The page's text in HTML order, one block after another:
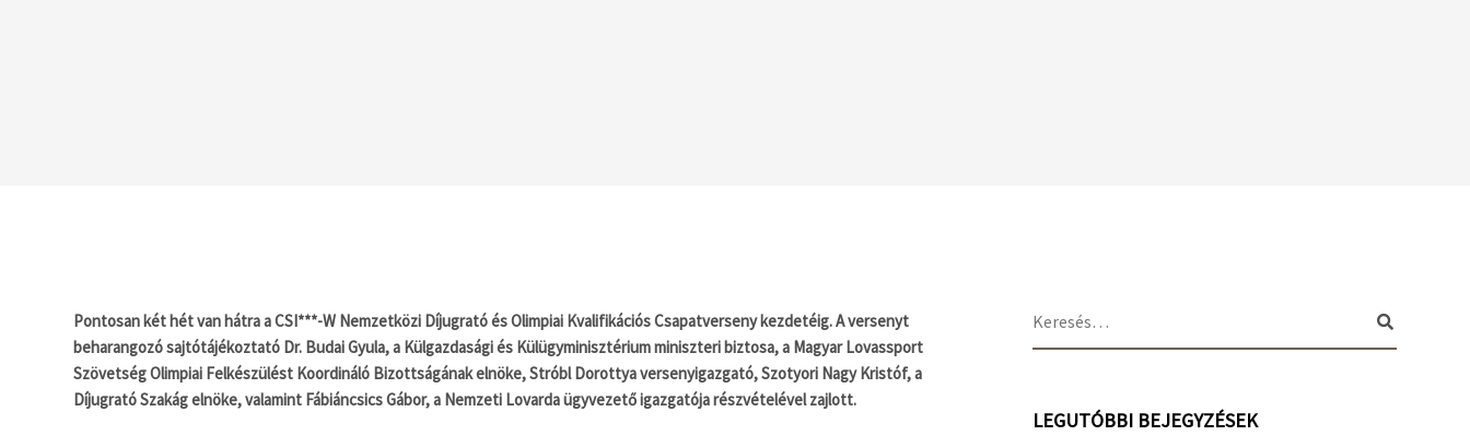
Pontosan két hét van hátra a CSI***-W Nemzetközi Díjugrató és Olimpiai Kvalifikációs Csapatverseny kezdetéig. A versenyt
beharangozó sajtótájékoztató Dr. Budai Gyula, a Külgazdasági és Külügyminisztérium miniszteri biztosa, a Magyar Lovassport
Szövetség Olimpiai Felkészülést Koordináló Bizottságának elnöke, Stróbl Dorottya versenyigazgató, Szotyori Nagy Kristóf, a
Díjugrató Szakág elnöke, valamint Fábiáncsics Gábor, a Nemzeti Lovarda ügyvezető igazgatója részvételével zajlott.
LEGUTÓBBI BEJEGYZÉSEK